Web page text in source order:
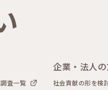
査一覧
企業・法人
社会貢献の形を検